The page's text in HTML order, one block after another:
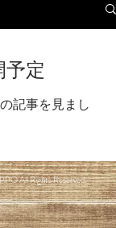
予定
記事を見まし
All Rights Reserved.